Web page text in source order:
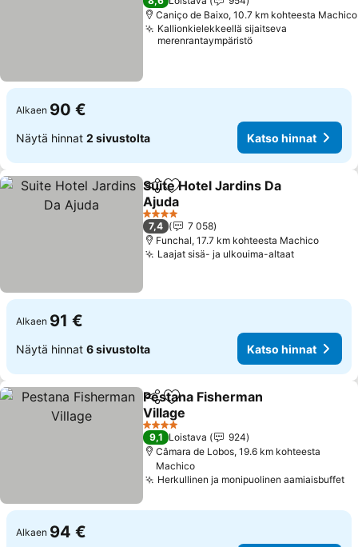
Caniço de Baixo, 10.7 km kohteesta Machico
Kallionkielekkeellä sijaitseva
merenrantaympäristö
Alkaen 90 €
Näytä hinnat 2 sivustolta Katso hinnat
Jaa Lisää suosikkeihin
Suite Hotel Jardins Da
Ajuda
4 Tähtiluokitus
7,4
7 058
Funchal, 17.7 km kohteesta Machico
Laajat sisä- ja ulkouima-altaat
Alkaen 91 €
Näytä hinnat 6 sivustolta Katso hinnat
Jaa Lisää suosikkeihin
Pestana Fisherman
Village
4 Tähtiluokitus
9,1 Loistava
924
Câmara de Lobos, 19.6 km kohteesta
Machico
Herkullinen ja monipuolinen aamiaisbuffet
Alkaen 94 €